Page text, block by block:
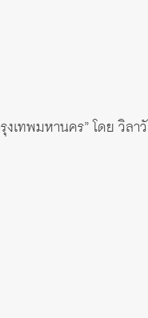
เทพมหานคร” โดย วิลา